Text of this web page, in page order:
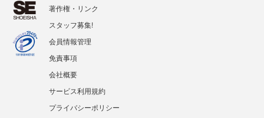
著作権・リンク
スタッフ募集!
会員情報管理
免責事項
会社概要
サービス利用規約
プライバシーポリシー